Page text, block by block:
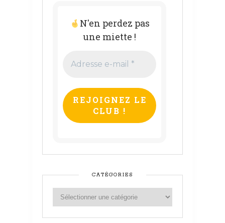
N'en perdez pas
une miette !
e-
*
CATÉGORIES